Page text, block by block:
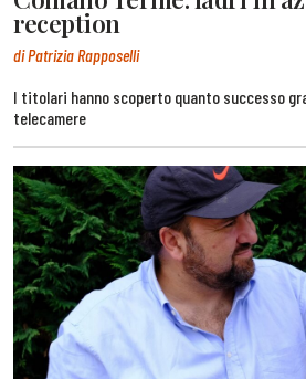
reception
di Patrizia Rapposelli
I titolari hanno scoperto quanto successo
telecamere